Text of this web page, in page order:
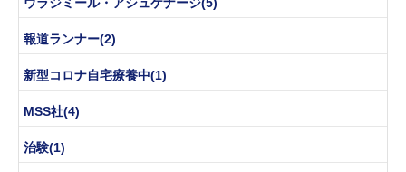
報道ランナー(2)
新型コロナ自宅療養中(1)
MSS社(4)
治験(1)